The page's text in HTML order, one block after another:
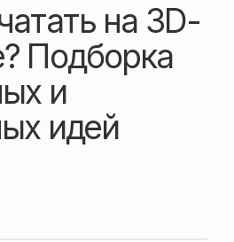
на 3D-
Подборка
и
идей